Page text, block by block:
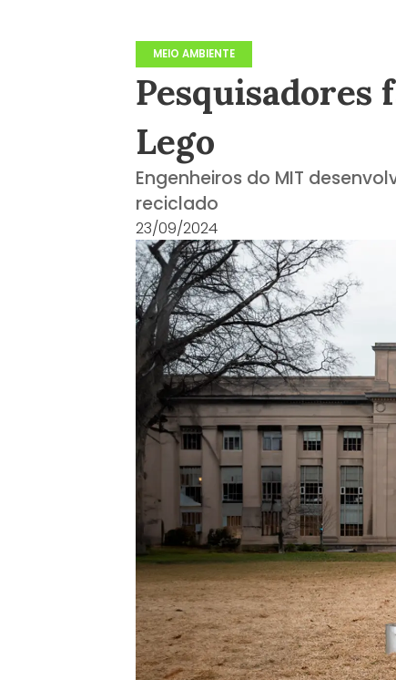
MEIO AMBIENTE
Pesquisadores
Lego
Engenheiros do MIT
reciclado
23/09/2024